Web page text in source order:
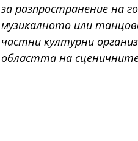
за разпространение на
музикалното или
частни културни
областта на